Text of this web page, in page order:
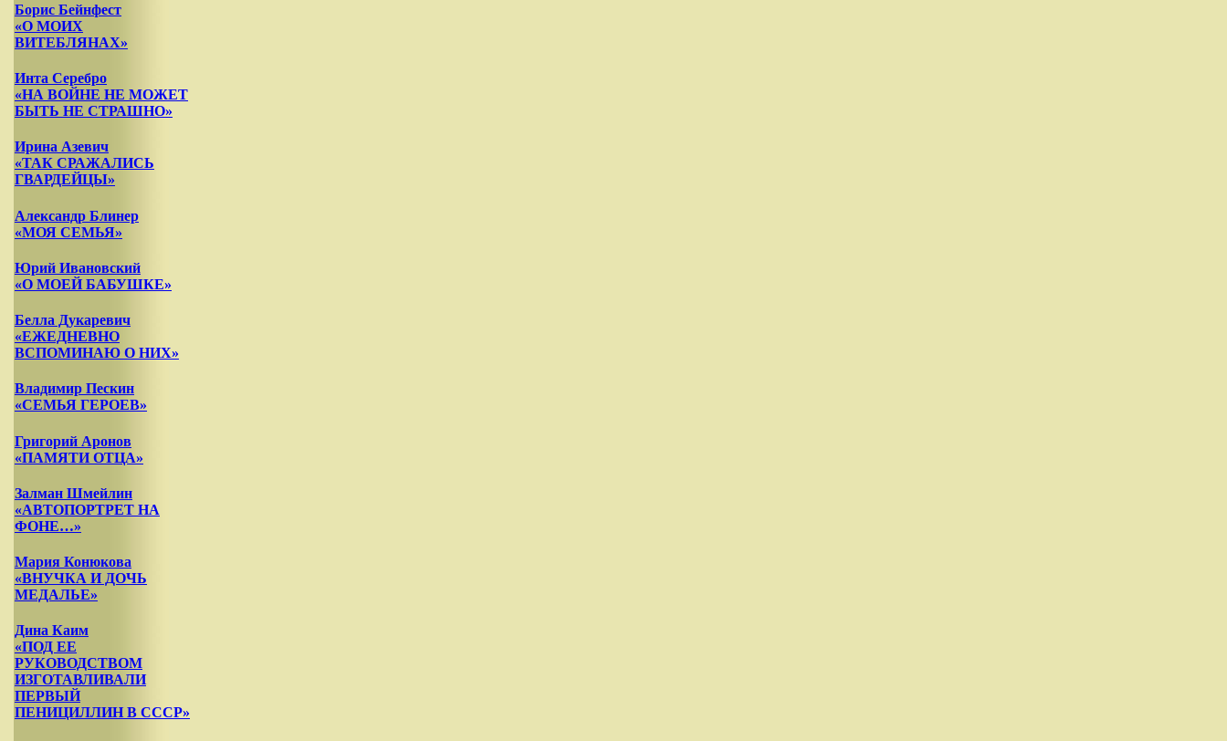
Борис Бейнфест
«О МОИХ
ВИТЕБЛЯНАХ»
Инта Серебро
«НА ВОЙНЕ НЕ МОЖЕТ
БЫТЬ НЕ СТРАШНО»
Ирина Азевич
«ТАК СРАЖАЛИСЬ
ГВАРДЕЙЦЫ»
Александр Блинер
«МОЯ СЕМЬЯ»
Юрий Ивановский
«О МОЕЙ БАБУШКЕ»
Белла Дукаревич
«ЕЖЕДНЕВНО
ВСПОМИНАЮ О НИХ»
Владимир Пескин
«СЕМЬЯ ГЕРОЕВ»
Григорий Аронов
«ПАМЯТИ ОТЦА»
Залман Шмейлин
«АВТОПОРТРЕТ НА
ФОНЕ…»
Мария Конюкова
«ВНУЧКА И ДОЧЬ
МЕДАЛЬЕ»
Дина Каим
«ПОД ЕЕ
РУКОВОДСТВОМ
ИЗГОТАВЛИВАЛИ
ПЕРВЫЙ
ПЕНИЦИЛЛИН В СССР»